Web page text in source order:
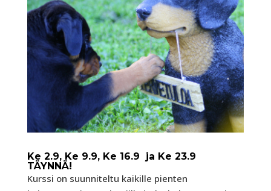
Ke 2.9, Ke 9.9, Ke 16.9 ja Ke 23.9
TÄYNNÄ!
Kurssi on suunniteltu kaikille pienten